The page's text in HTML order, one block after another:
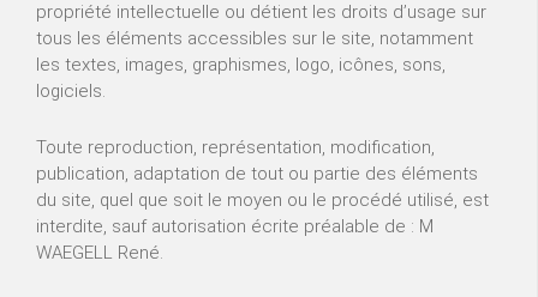
propriété intellectuelle ou détient les droits d’usage sur
tous les éléments accessibles sur le site, notamment
les textes, images, graphismes, logo, icônes, sons,
logiciels.
Toute reproduction, représentation, modification,
publication, adaptation de tout ou partie des éléments
du site, quel que soit le moyen ou le procédé utilisé, est
interdite, sauf autorisation écrite préalable de : M
WAEGELL René.